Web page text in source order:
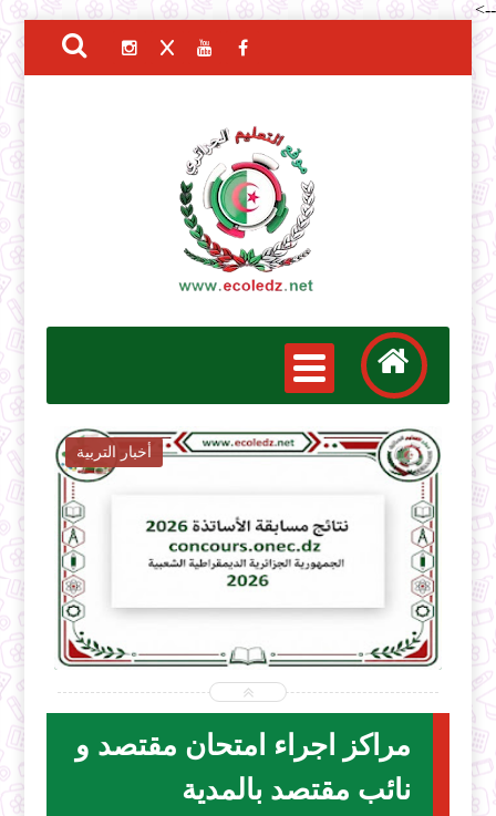
-->
08-06
أخبار التربية
2026-07-31
ecoledz.net
مراكز اجراء امتحان مقتصد و
نائب مقتصد بالمدية